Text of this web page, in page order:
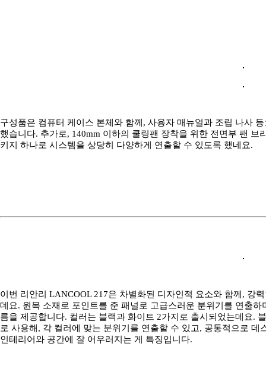
구성품은 컴퓨터 케이스 본체와 함께, 사용자 매뉴얼과 조립 나사
했습니다. 추가로, 140mm 이하의 쿨링팬 장착을 위한 전면부 팬
키지 하나로 시스템을 상당히 다양하게 연출할 수 있도록 했네요.
이번 리안리 LANCOOL 217은 차별화된 디자인적 요소와 함께, 강
데요. 원목 소재로 포인트를 준 패널로 고급스러운 분위기를 연출
름을 제공합니다. 컬러는 블랙과 화이트 2가지로 출시되었는데요.
로 사용해, 각 컬러에 맞는 분위기를 연출할 수 있고, 공통적으로
인테리어와 공간에 잘 어우러지는 게 특징입니다.